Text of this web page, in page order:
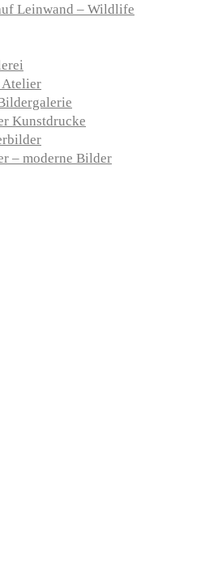
Leinwand – Wildlife
Kunstdrucke
– moderne Bilder